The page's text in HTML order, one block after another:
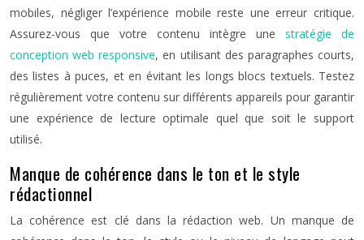
mobiles, négliger l’expérience mobile reste une erreur critique.
Assurez-vous que votre contenu intègre une stratégie de
conception web responsive, en utilisant des paragraphes courts,
des listes à puces, et en évitant les longs blocs textuels. Testez
régulièrement votre contenu sur différents appareils pour garantir
une expérience de lecture optimale quel que soit le support
utilisé.
Manque de cohérence dans le ton et le style
rédactionnel
La cohérence est clé dans la rédaction web. Un manque de